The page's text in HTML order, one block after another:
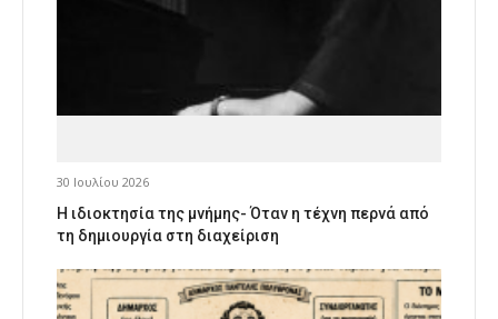
30 Ιουλίου 2026
Η ιδιοκτησία της μνήμης- Όταν η τέχνη περνά από
τη δημιουργία στη διαχείριση